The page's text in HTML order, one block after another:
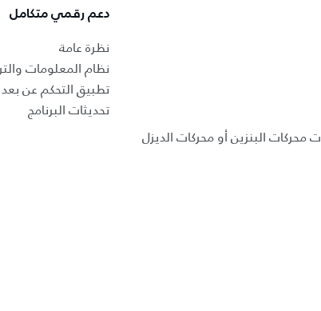
محركات البنزين أو محركات الديزل
دعم رقمي متكامل
نظرة عامة
نظام المعلومات
تطبيق التحكم عن بعد
تحديثات البرنامج